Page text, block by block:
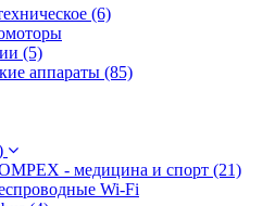
(6)
(5)
аппараты (85)
- медицина и спорт (21)
Wi-Fi